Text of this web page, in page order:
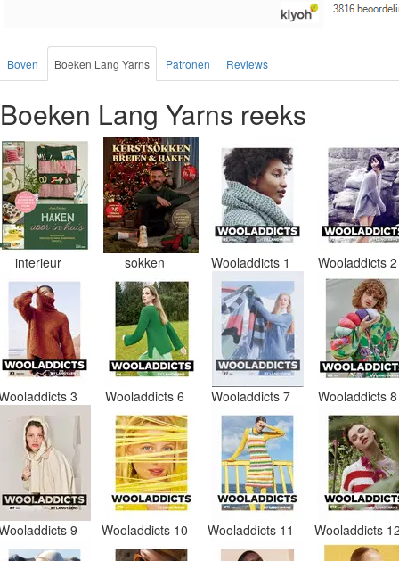
Boven Boeken Lang Yarns Patronen Reviews
Boeken Lang Yarns reeks
interieur sokken Wooladdicts 1 Wooladdicts
3 Wooladdicts 6 Wooladdicts 7 Wooladdicts
9 Wooladdicts 10 Wooladdicts 11 Wooladdicts